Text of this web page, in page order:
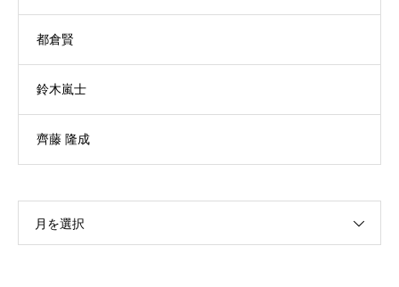
都倉賢
鈴木嵐士
齊藤 隆成
月を選択